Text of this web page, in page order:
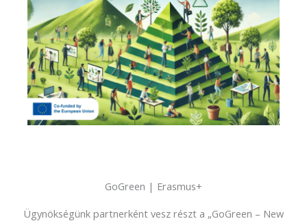
GoGreen | Erasmus+
Ügynökségünk partnerként vesz részt a „GoGreen – New